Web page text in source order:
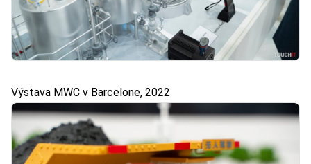
Výstava MWC v Barcelone, 2022